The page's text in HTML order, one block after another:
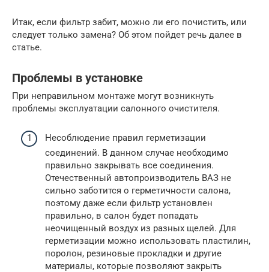
Итак, если фильтр забит, можно ли его почистить, или
следует только замена? Об этом пойдет речь далее в
статье.
Проблемы в установке
При неправильном монтаже могут возникнуть
проблемы эксплуатации салонного очистителя.
Несоблюдение правил герметизации
соединений. В данном случае необходимо
правильно закрывать все соединения.
Отечественный автопроизводитель ВАЗ не
сильно заботится о герметичности салона,
поэтому даже если фильтр установлен
правильно, в салон будет попадать
неочищенный воздух из разных щелей. Для
герметизации можно использовать пластилин,
поролон, резиновые прокладки и другие
материалы, которые позволяют закрыть